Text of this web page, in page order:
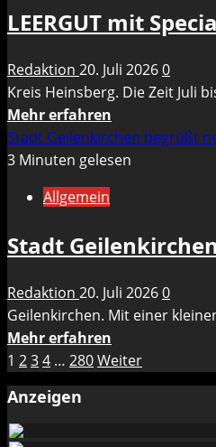
war
unter
Kontrolle
LEERGUT mit
Redaktion 20. Juli 20260
Kreis Heinsberg. Die Zeit Juli
Mehr erfahren
Informationen
über
Guest
Aymans
auf
den
Bühnen
Stadt Geilenkirchen begrüßt
3 Minuten gelesen
Allgemein
Stadt
Redaktion 20. Juli 20260
Geilenkirchen. Mit einer
Mehr erfahren
Informationen
über
der
Beiträge
1 234 … 280Weiter
Anzeigen